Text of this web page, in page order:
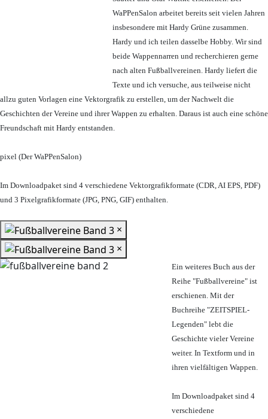
WaPPenSalon arbeitet bereits seit vielen Jahren
insbesondere mit Hardy Grüne zusammen.
Hardy und ich teilen dasselbe Hobby. Wir sind
beide Wappennarren und recherchieren gerne
nach alten Fußballvereinen. Hardy liefert die
Texte und ich versuche, aus teilweise nicht
allzu guten Vorlagen eine Vektorgrafik zu erstellen, um der Nachwelt die
Geschichten der Vereine und ihrer Wappen zu erhalten. Daraus ist auch eine schöne
Freundschaft mit Hardy entstanden.
pixel (Der WaPPenSalon)
Im Downloadpaket sind 4 verschiedene Vektorgrafikformate (CDR, AI EPS, PDF)
und 3 Pixelgrafikformate (JPG, PNG, GIF) enthalten.
×
×
Ein weiteres Buch aus der
Reihe "Fußballvereine" ist
erschienen. Mit der
Buchreihe "ZEITSPIEL-
Legenden" lebt die
Geschichte vieler Vereine
weiter. In Textform und in
ihren vielfältigen Wappen.
Im Downloadpaket sind 4
verschiedene